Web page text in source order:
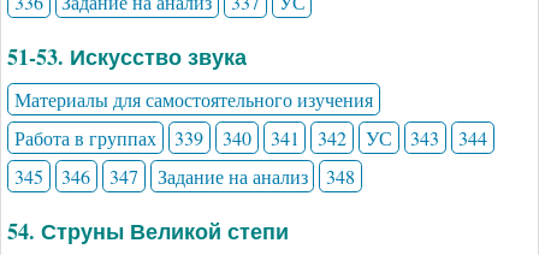
51-53. Искусство звука
Материалы для самостоятельного изучения
Работа в группах
339 340 341 342 УС 343
344
345
346 347 Задание на анализ 348
54. Струны Великой степи